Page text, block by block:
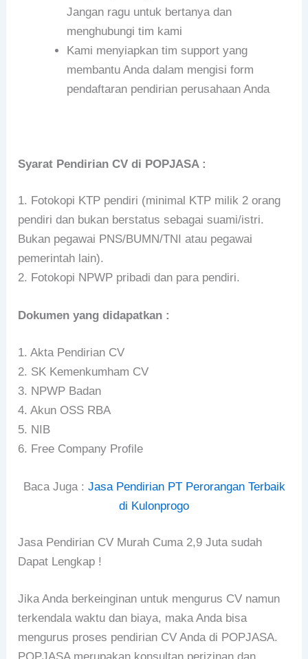
Jangan ragu untuk bertanya dan
menghubungi tim kami
Kami menyiapkan tim support yang
membantu Anda dalam mengisi form
pendaftaran pendirian perusahaan Anda
Syarat Pendirian CV di POPJASA :
1. Fotokopi KTP pendiri (minimal KTP milik 2 orang
pendiri dan bukan berstatus sebagai suami/istri.
Bukan pegawai PNS/BUMN/TNI atau pegawai
pemerintah lain).
2. Fotokopi NPWP pribadi dan para pendiri.
Dokumen yang didapatkan :
1. Akta Pendirian CV
2. SK Kemenkumham CV
3. NPWP Badan
4. Akun OSS RBA
5. NIB
6. Free Company Profile
Baca Juga : Jasa Pendirian PT Perorangan Terbaik
di Kulonprogo
Jasa Pendirian CV Murah Cuma 2,9 Juta sudah
Dapat Lengkap !
Jika Anda berkeinginan untuk mengurus CV namun
terkendala waktu dan biaya, maka Anda bisa
mengurus proses pendirian CV Anda di POPJASA.